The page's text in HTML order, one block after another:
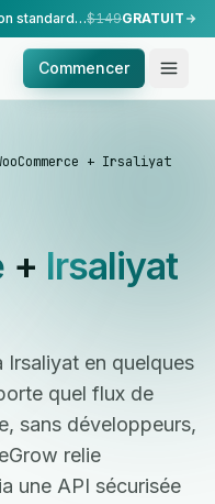
Configuration clé en main — configuration standard, réalisée par notre équipe.$149GRATUIT
Commencer
+ Irsaliyat
+ Irsaliyat
Irsaliyat en quelques
quel flux de
sans développeurs,
relie
une API sécurisée